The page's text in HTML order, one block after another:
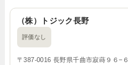
（株）トジック長野
評価なし
〒387-0016 長野県千曲市寂蒔９６−６